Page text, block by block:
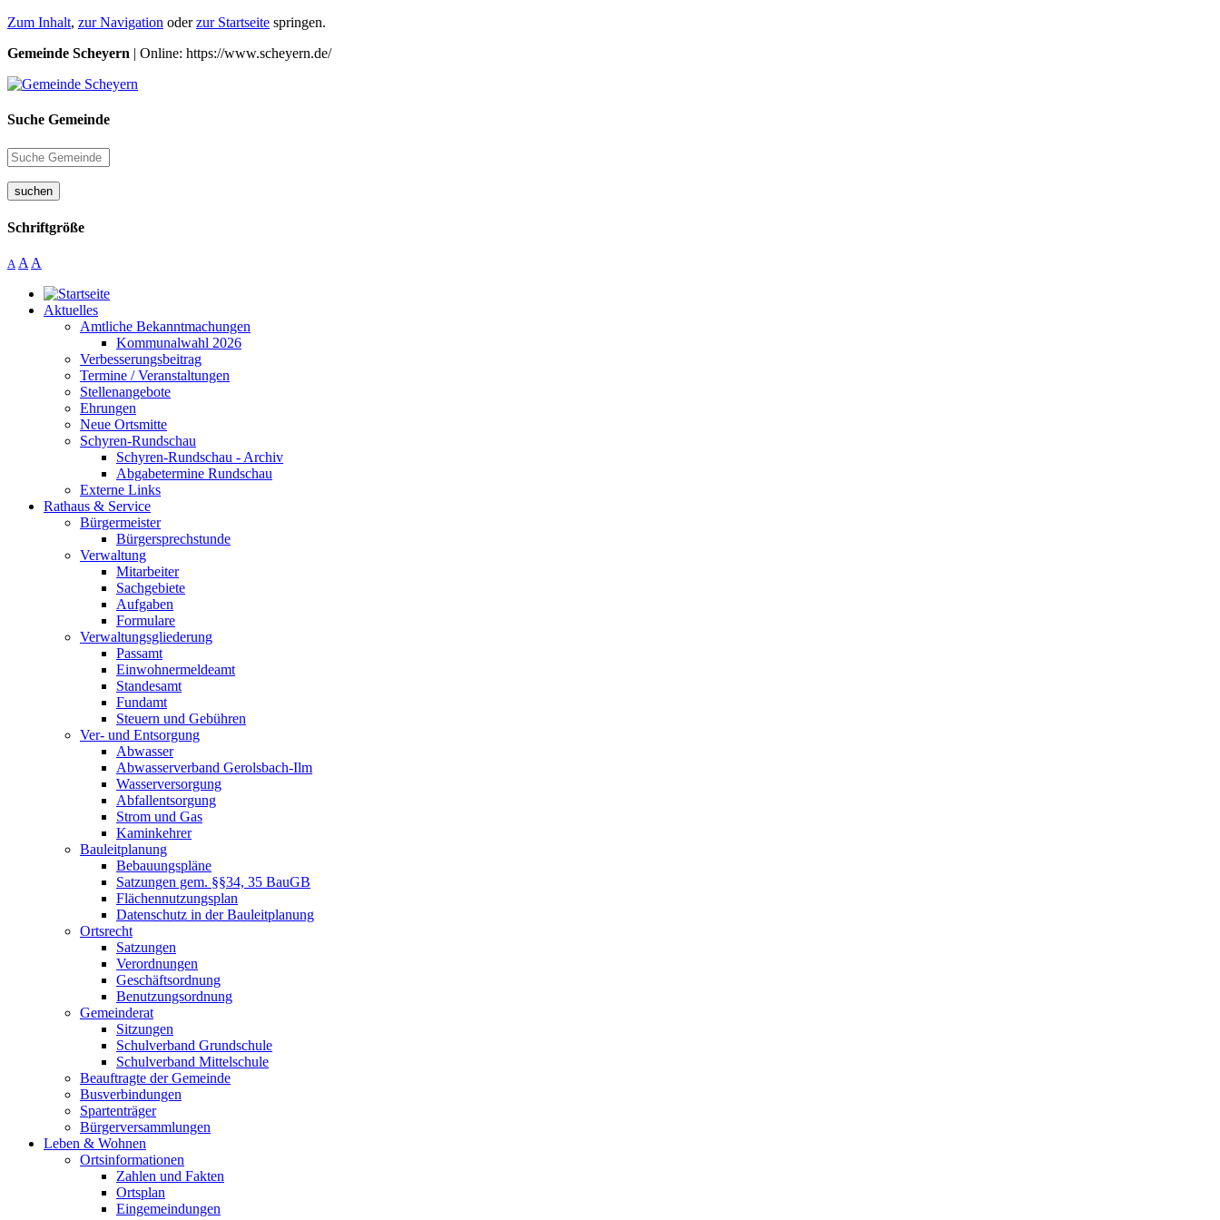
Zum Inhalt, zur Navigation oderzur Startseite springen.
Gemeinde Scheyern | Online: https://www.scheyern.de/
Suche Gemeinde
suchen
Schriftgröße
A A A
Aktuelles
Amtliche Bekanntmachungen
Kommunalwahl 2026
Verbesserungsbeitrag
Termine / Veranstaltungen
Stellenangebote
Ehrungen
Neue Ortsmitte
Schyren-Rundschau
Schyren-Rundschau - Archiv
Abgabetermine Rundschau
Externe Links
Rathaus & Service
Bürgermeister
Bürgersprechstunde
Verwaltung
Mitarbeiter
Sachgebiete
Aufgaben
Formulare
Verwaltungsgliederung
Passamt
Einwohnermeldeamt
Standesamt
Fundamt
Steuern und Gebühren
Ver- und Entsorgung
Abwasser
Abwasserverband Gerolsbach-Ilm
Wasserversorgung
Abfallentsorgung
Strom und Gas
Kaminkehrer
Bauleitplanung
Bebauungspläne
Satzungen gem. §§34, 35 BauGB
Flächennutzungsplan
Datenschutz in der Bauleitplanung
Ortsrecht
Satzungen
Verordnungen
Geschäftsordnung
Benutzungsordnung
Gemeinderat
Sitzungen
Schulverband Grundschule
Schulverband Mittelschule
Beauftragte der Gemeinde
Busverbindungen
Spartenträger
Bürgerversammlungen
Leben & Wohnen
Ortsinformationen
Zahlen und Fakten
Ortsplan
Eingemeindungen